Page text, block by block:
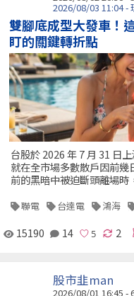
2026/08/03 11:04 -
雙腳底成型大發車！
盯的關鍵轉折點
台股於 2026 年 7 月 31 日
就在全市場多數散戶因前
前的黑暗中被迫斷頭離場
聯電 台達電 鴻海
15190 14 2
股市韭man
2026/08/01 16:45 -